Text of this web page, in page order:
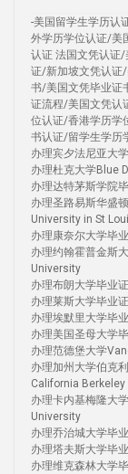
-美国留学生学历认
外学历学位认证/美
认证 法国文凭认证
证/新加坡文凭认证
书/美国文凭毕业证
证流程/美国文凭认
位认证/香港学历学
书认证/留学生学历
办理宾夕法尼亚大
办理杜克大学Blue
办理达特茅斯学院
办理圣路易斯华盛
University in St
办理康奈尔大学毕
办理约翰霍普金斯
University
办理布朗大学毕业
办理莱斯大学毕业
办理埃默里大学毕
办理美国圣母大学
办理范德堡大学
办理加州大学伯克
California Berkeley
办理卡内基梅隆大
University
办理乔治城大学毕
办理塔夫斯大学毕
办理维克森林大学